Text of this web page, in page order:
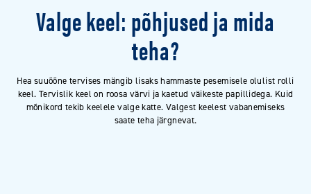
Valge keel: põhjused ja mida
teha?
Hea suuõõne tervises mängib lisaks hammaste pesemisele olulist rolli
keel. Tervislik keel on roosa värvi ja kaetud väikeste papillidega. Kuid
mõnikord tekib keelele valge katte. Valgest keelest vabanemiseks
saate teha järgnevat.